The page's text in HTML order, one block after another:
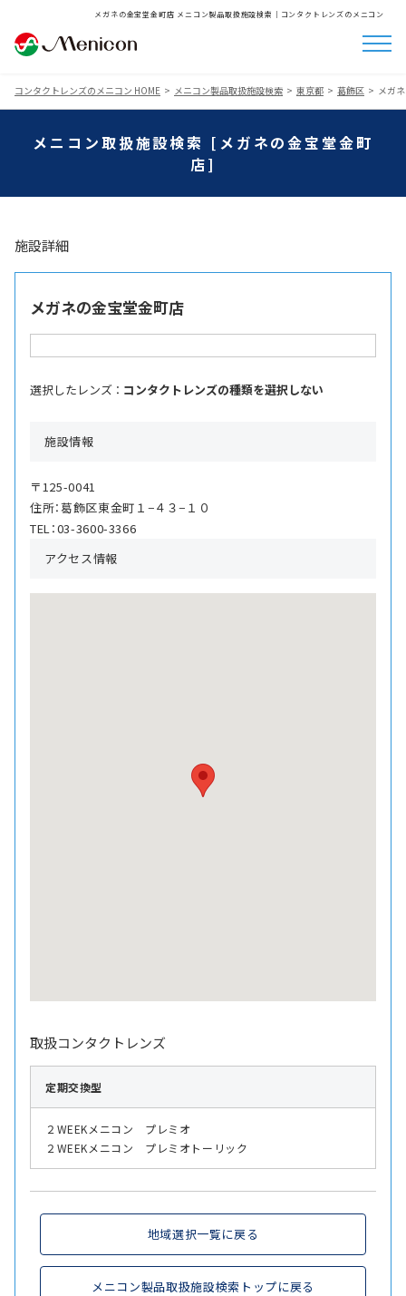
メガネの金宝堂金町店 メニコン製品取扱施設検索│コンタクトレンズのメニコン
コンタクトレンズのメニコン HOME メニコン製品取扱施設検索 東京都 葛飾区 メガ
メニコン取扱施設検索 [メガネの金宝堂金町
店]
施設詳細
メガネの金宝堂金町店
選択したレンズ ： コンタクトレンズの種類を選択しない
施設情報
〒125-0041
住所：葛飾区東金町１−４３−１０
TEL：03-3600-3366
アクセス情報
取扱コンタクトレンズ
定期交換型
２WEEKメニコン プレミオ
２WEEKメニコン プレミオトーリック
地域選択一覧に戻る
メニコン製品取扱施設検索トップに戻る